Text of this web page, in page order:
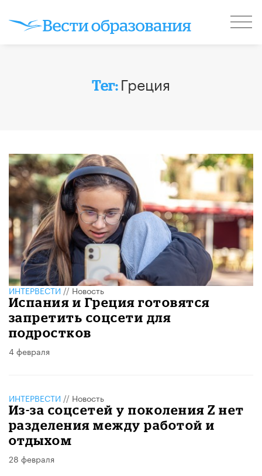
Тег: Греция
ИНТЕРВЕСТИ//Новость
Испания и Греция готовятся
запретить соцсети для
подростков
4 февраля
ИНТЕРВЕСТИ // Новость
Из-за соцсетей у поколения Z нет
разделения между работой и
отдыхом
28 февраля